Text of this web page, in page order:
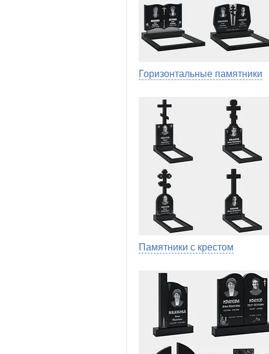
Горизонтальные памятники
Памятники с крестом